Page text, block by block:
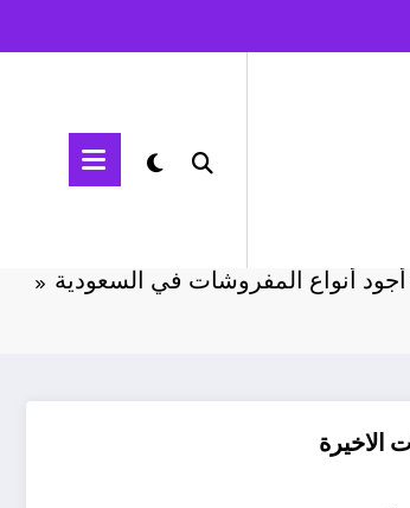
أنواع المفروشات في السعودية
الاخيرة